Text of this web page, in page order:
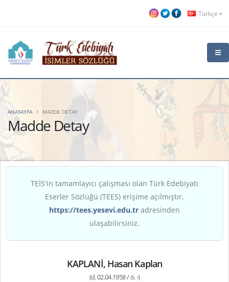
Türkçe
Madde Detay
ANASAYFA MADDE DETAY
TEİS'in tamamlayıcı çalışması olan Türk Edebiyatı
Eserler Sözlüğü (TEES) erişime açılmıştır.
https://tees.yesevi.edu.tr adresinden
ulaşabilirsiniz.
KAPLANİ, Hasan Kaplan
(d. 02.04.1958 / ö. -)